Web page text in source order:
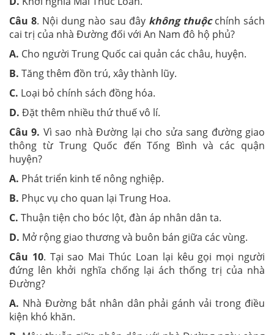
Câu 8. Nội dung nào sau đây không thuộcchính sách
cai trị của nhà Đường đối với An Nam đô hộ phủ?
A. Cho người Trung Quốc cai quản các châu, huyện.
B. Tăng thêm đồn trú, xây thành lũy.
C. Loại bỏ chính sách đồng hóa.
D. Đặt thêm nhiều thứ thuế vô lí.
Câu 9. Vì sao nhà Đường lại cho sửa sang đường giao
thông từ Trung Quốc đến Tống Bình và các quận
huyện?
A. Phát triển kinh tế nông nghiệp.
B. Phục vụ cho quan lại Trung Hoa.
C. Thuận tiện cho bóc lột, đàn áp nhân dân ta.
D. Mở rộng giao thương và buôn bán giữa các vùng.
Câu 10. Tại sao Mai Thúc Loan lại kêu gọi mọi người
đứng lên khởi nghĩa chống lại ách thống trị của nhà
Đường?
A. Nhà Đường bắt nhân dân phải gánh vải trong điều
kiện khó khăn.